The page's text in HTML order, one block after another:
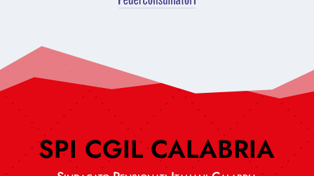
SPI CGIL CALABRIA